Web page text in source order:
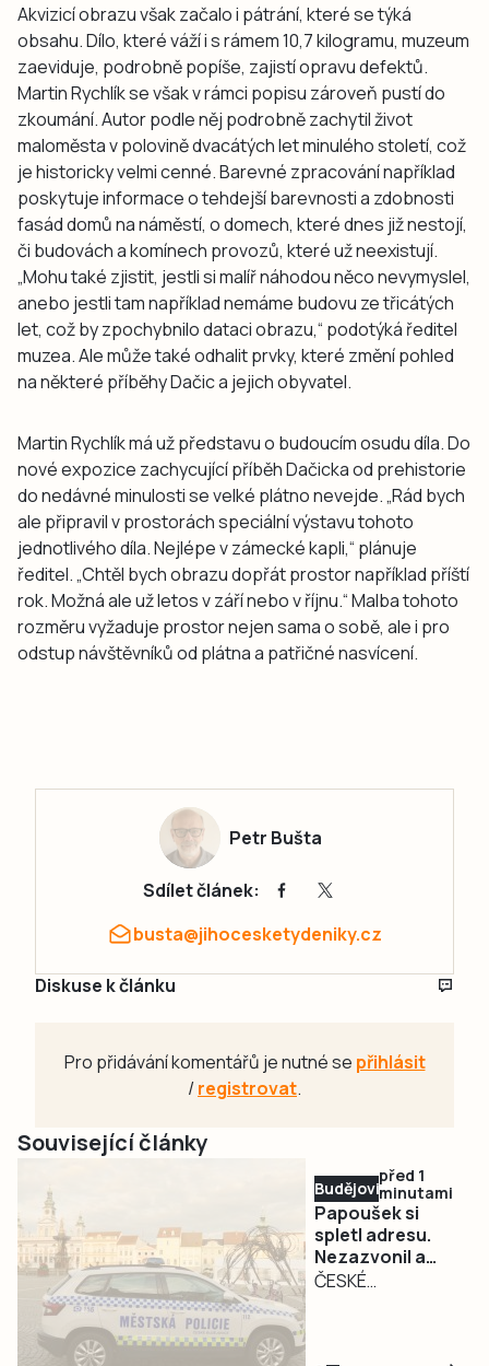
Akvizicí obrazu však začalo i pátrání, které se týká
obsahu. Dílo, které váží i s rámem 10,7 kilogramu, muzeum
zaeviduje, podrobně popíše, zajistí opravu defektů.
Martin Rychlík se však v rámci popisu zároveň pustí do
zkoumání. Autor podle něj podrobně zachytil život
maloměsta v polovině dvacátých let minulého století, což
je historicky velmi cenné. Barevné zpracování například
poskytuje informace o tehdejší barevnosti a zdobnosti
fasád domů na náměstí, o domech, které dnes již nestojí,
či budovách a komínech provozů, které už neexistují.
„Mohu také zjistit, jestli si malíř náhodou něco nevymyslel,
anebo jestli tam například nemáme budovu ze třicátých
let, což by zpochybnilo dataci obrazu,“ podotýká ředitel
muzea. Ale může také odhalit prvky, které změní pohled
na některé příběhy Dačic a jejich obyvatel.
Martin Rychlík má už představu o budoucím osudu díla. Do
nové expozice zachycující příběh Dačicka od prehistorie
do nedávné minulosti se velké plátno nevejde. „Rád bych
ale připravil v prostorách speciální výstavu tohoto
jednotlivého díla. Nejlépe v zámecké kapli,“ plánuje
ředitel. „Chtěl bych obrazu dopřát prostor například příští
rok. Možná ale už letos v září nebo v říjnu.“ Malba tohoto
rozměru vyžaduje prostor nejen sama o sobě, ale i pro
odstup návštěvníků od plátna a patřičné nasvícení.
Petr Bušta
Sdílet článek:
busta@jihocesketydeniky.cz
Diskuse k článku
Pro přidávání komentářů je nutné se přihlásit
/registrovat.
Související články
Budějovicko
před 1
minutami
Papoušek si
spletl adresu.
Nezazvonil a
přiletěl do bytu
ČESKÉ
zásahu